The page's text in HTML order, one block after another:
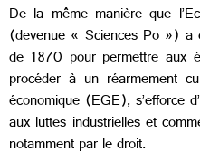
De la même manière que
(devenue « Sciences Po »)
de 1870 pour permettre aux
procéder à un réarmement
économique (EGE), s’efforce
aux luttes industrielles et
notamment par le droit.